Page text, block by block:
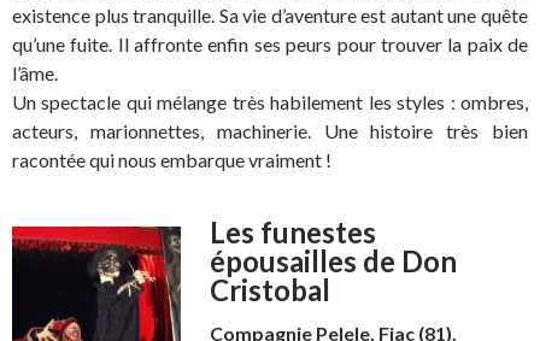
existence plus tranquille. Sa vie d’aventure est autant une quête
qu’une fuite. Il affronte enfin ses peurs pour trouver la paix de
l’âme.
Un spectacle qui mélange très habilement les styles : ombres,
acteurs, marionnettes, machinerie. Une histoire très bien
racontée qui nous embarque vraiment !
Les funestes
épousailles de Don
Cristobal
Compagnie Pelele, Fiac (81).